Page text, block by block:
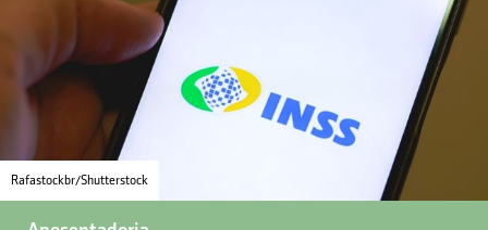
Rafastockbr/Shutterstock